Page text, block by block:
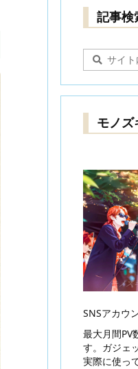
記事検
モノ
SNSアカウ
最大月間PV
す。ガジェ
実際に使っ